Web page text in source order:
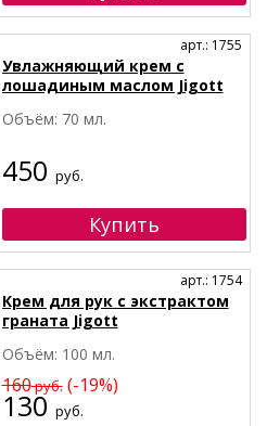
арт.: 1755
Увлажняющий крем с
лошадиным маслом Jigott
Объём: 70 мл.
450 руб.
арт.: 1754
Крем для рук с экстрактом
граната Jigott
Объём: 100 мл.
160руб.(-19%)
130 руб.